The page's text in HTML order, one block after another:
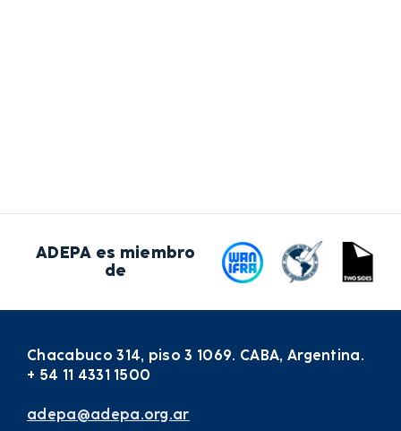
ADEPA es miembro
de
Chacabuco 314, piso 3 1069. CABA, Argentina.
+ 54 11 4331 1500
adepa@adepa.org.ar